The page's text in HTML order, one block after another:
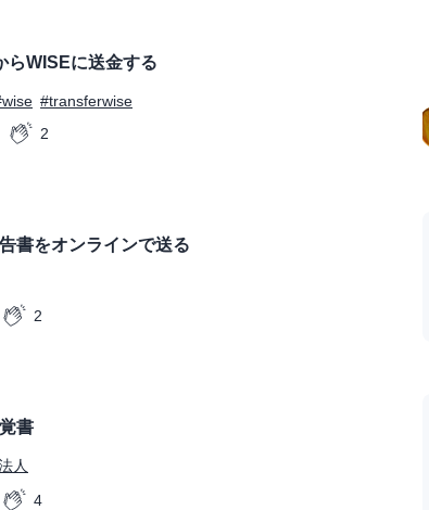
らWISEに送金する
#transferwise
2
書をオンラインで送る
2
書
人
4